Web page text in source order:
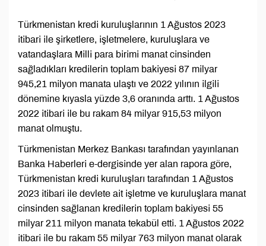
Türkmenistan kredi kuruluşlarının 1 Ağustos 2023
itibari ile şirketlere, işletmelere, kuruluşlara ve
vatandaşlara Milli para birimi manat cinsinden
sağladıkları kredilerin toplam bakiyesi 87 milyar
945,21 milyon manata ulaştı ve 2022 yılının ilgili
dönemine kıyasla yüzde 3,6 oranında arttı. 1 Ağustos
2022 itibari ile bu rakam 84 milyar 915,53 milyon
manat olmuştu.
Türkmenistan Merkez Bankası tarafından yayınlanan
Banka Haberleri e-dergisinde yer alan rapora göre,
Türkmenistan kredi kuruluşları tarafından 1 Ağustos
2023 itibari ile devlete ait işletme ve kuruluşlara manat
cinsinden sağlanan kredilerin toplam bakiyesi 55
milyar 211 milyon manata tekabül etti. 1 Ağustos 2022
itibari ile bu rakam 55 milyar 763 milyon manat olarak